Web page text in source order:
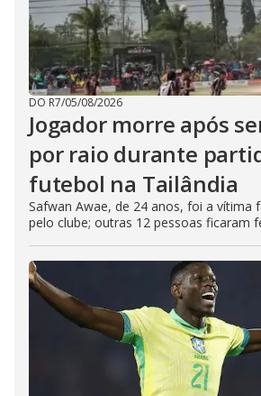
DO R7/05/08/2026
Jogador morre após
por raio durante
futebol na Tailândia
Safwan Awae, de 24 anos, foi a vítima
pelo clube; outras 12 pessoas ficaram